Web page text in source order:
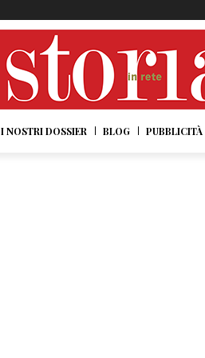
I NOSTRI DOSSIER BLOG PUBBLICITÀ